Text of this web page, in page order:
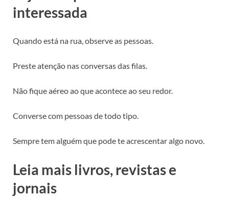
interessada
Quando está na rua, observe as pessoas.
Preste atenção nas conversas das filas.
Não fique aéreo ao que acontece ao seu redor.
Converse com pessoas de todo tipo.
Sempre tem alguém que pode te acrescentar algo novo.
Leia mais livros, revistas e
jornais